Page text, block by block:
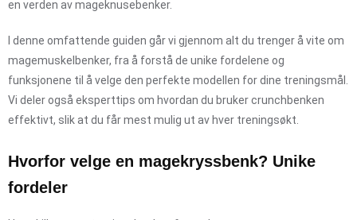
en verden av mageknusebenker.
I denne omfattende guiden går vi gjennom alt du trenger å vite om
magemuskelbenker, fra å forstå de unike fordelene og
funksjonene til å velge den perfekte modellen for dine treningsmål.
Vi deler også eksperttips om hvordan du bruker crunchbenken
effektivt, slik at du får mest mulig ut av hver treningsøkt.
Hvorfor velge en magekryssbenk? Unike
fordeler